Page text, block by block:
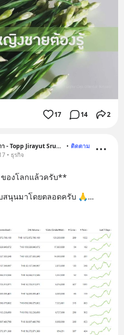
17 14 2
ท๊อป จิรายุส ทรัพย์ศรีโสภา - Topp Jirayut Srupsris • ติดตาม
• ธุรกิจ
องโลกแล้วครับ**
นุนมาโดยตลอดครับ 🙏...